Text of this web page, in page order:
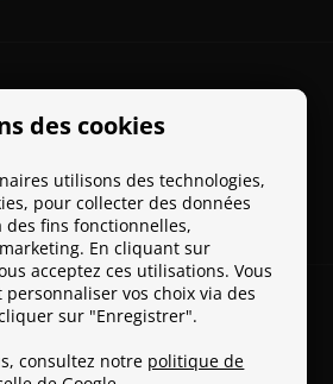
des cookies
utilisons des technologies,
pour collecter des données
des fins fonctionnelles,
En cliquant sur
acceptez ces utilisations. Vous
personnaliser vos choix via des
sur "Enregistrer".
consultez notre politique de